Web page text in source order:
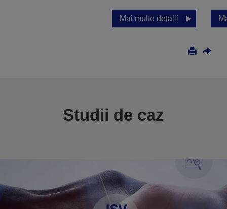
Mai multe detalii
Studii de caz